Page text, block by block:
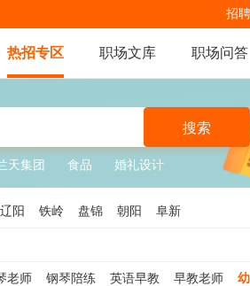
招
热招专区 职场文库 职场问答
搜索
天集团 食品 婚礼设计
辽阳 铁岭 盘锦 朝阳 阜新
老师 钢琴陪练 英语早教 早教老师